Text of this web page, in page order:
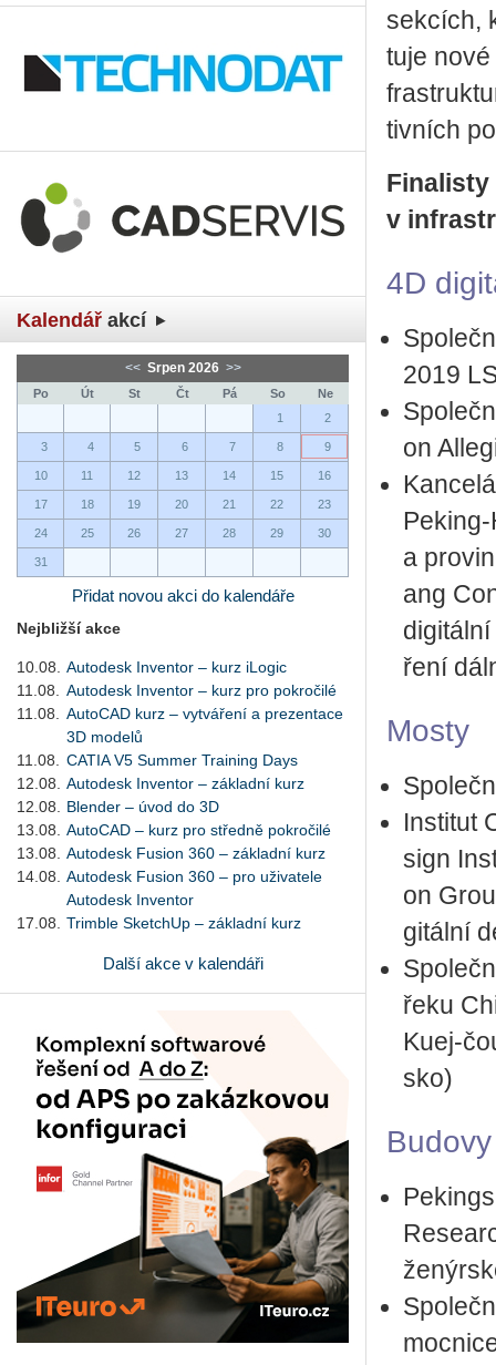
Kalendář akcí
<< Srpen 2026 >>
Po Út St Čt Pá So
Ne
1
2
3 4 5 6 7 8 9
10 11 12 13 14 15 16
17 18 19 20 21 22 23
24 25 26 27 28 29 30
31
Přidat novou akci do kalendáře
Nejbližší akce
10.08.
Autodesk Inventor – kurz iLogic
11.08.
Autodesk Inventor – kurz pro pokročilé
11.08.
AutoCAD kurz – vytváření a prezentace
3D modelů
11.08.
CATIA V5 Summer Training Days
12.08.
Autodesk Inventor – základní kurz
12.08.
Blender – úvod do 3D
13.08.
AutoCAD – kurz pro středně pokročilé
13.08.
Autodesk Fusion 360 – základní kurz
14.08.
Autodesk Fusion 360 – pro uživatele
Autodesk Inventor
17.08.
Trimble SketchUp – základní kurz
Další akce v kalendáři
sek­cích,
tu­je
tiv­ních
Fi­na­lis­ty
v
4D
2019
on
a
ang
ře­ní
Mosty
In­sti­tut
sign
on
gi­tál­ní
řeku
Kuej-
sko)